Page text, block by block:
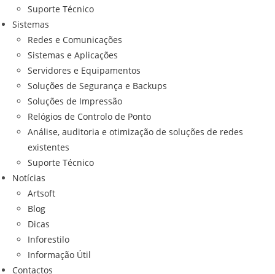
Suporte Técnico
Sistemas
Redes e Comunicações
Sistemas e Aplicações
Servidores e Equipamentos
Soluções de Segurança e Backups
Soluções de Impressão
Relógios de Controlo de Ponto
Análise, auditoria e otimização de soluções de redes
existentes
Suporte Técnico
Notícias
Artsoft
Blog
Dicas
Inforestilo
Informação Útil
Contactos